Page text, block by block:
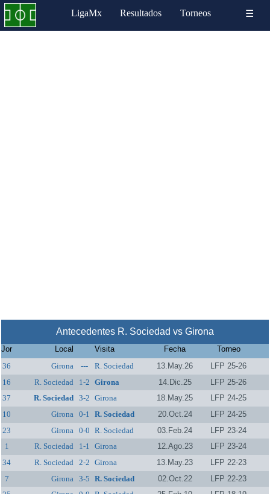
LigaMx Resultados Torneos ☰
Antecedentes R. Sociedad vs Girona
Jor Local Visita Fecha
Torneo
36
Girona --- R. Sociedad 13.May.26
LFP 25-26
16
R. Sociedad 1-2 Girona 14.Dic.25
LFP 25-26
37
R. Sociedad 3-2 Girona 18.May.25
LFP 24-25
10
Girona 0-1 R. Sociedad 20.Oct.24
LFP 24-25
23
Girona 0-0 R. Sociedad 03.Feb.24
LFP 23-24
1
R. Sociedad 1-1 Girona 12.Ago.23
LFP 23-24
34
R. Sociedad 2-2 Girona 13.May.23
LFP 22-23
7
Girona 3-5 R. Sociedad 02.Oct.22
LFP 22-23